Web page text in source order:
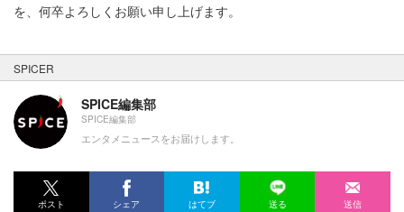
を、何卒よろしくお願い申し上げます。
SPICER
SPICE編集部
SPICE編集部
エンタメニュースをお届けします。
ポスト シェア はてブ 送る 送信